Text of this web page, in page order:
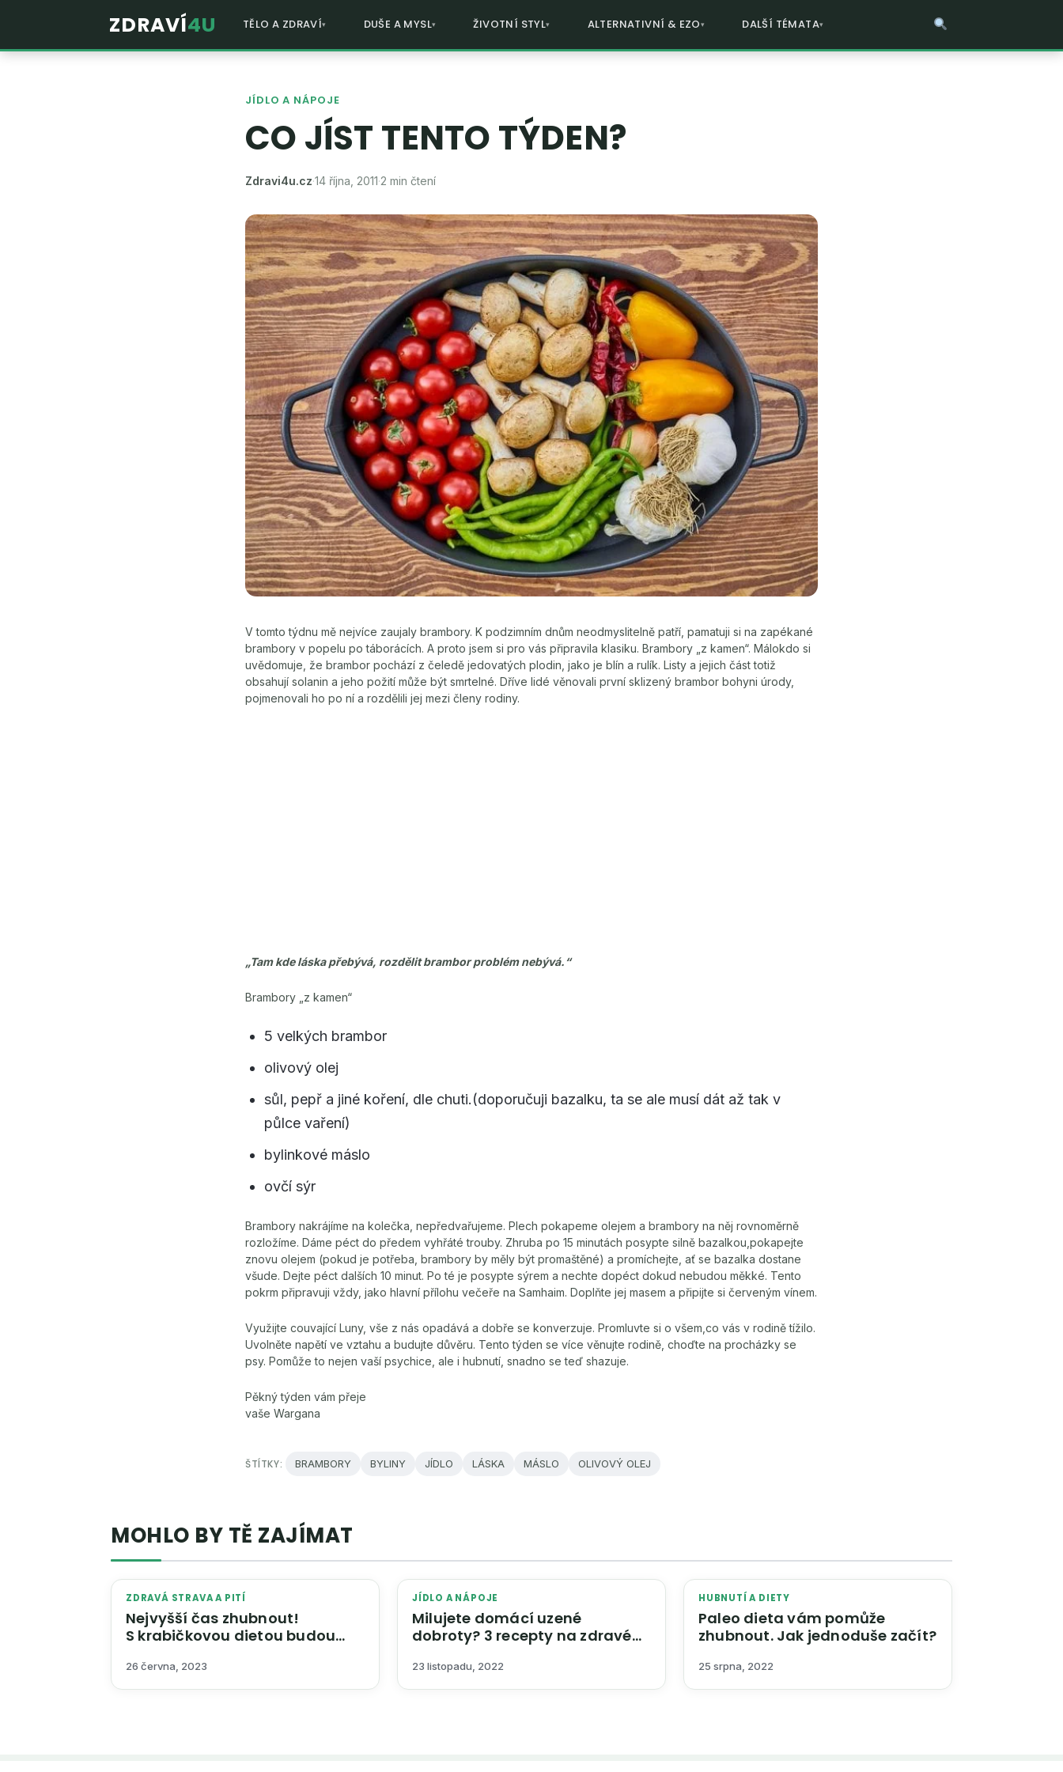
ZDRAVÍ4U TĚLO A ZDRAVÍ DUŠE A MYSL ŽIVOTNÍ STYL ALTERNATIVNÍ & EZO DALŠÍ TÉMATA
JÍDLO A NÁPOJE
CO JÍST TENTO TÝDEN?
Zdravi4u.cz·14 října, 2011·2 min čtení
V tomto týdnu mě nejvíce zaujaly brambory. K podzimním dnům neodmyslitelně patří, pamatuji si na zapékané
brambory v popelu po táborácích. A proto jsem si pro vás připravila klasiku. Brambory „z kamen“. Málokdo si
uvědomuje, že brambor pochází z čeledě jedovatých plodin, jako je blín a rulík. Listy a jejich část totiž
obsahují solanin a jeho požití může být smrtelné. Dříve lidé věnovali první sklizený brambor bohyni úrody,
pojmenovali ho po ní a rozdělili jej mezi členy rodiny.
„Tam kde láska přebývá, rozdělit brambor problém nebývá.“
Brambory „z kamen“
5 velkých brambor
olivový olej
sůl, pepř a jiné koření, dle chuti.(doporučuji bazalku, ta se ale musí dát až tak v
půlce vaření)
bylinkové máslo
ovčí sýr
Brambory nakrájíme na kolečka, nepředvařujeme. Plech pokapeme olejem a brambory na něj rovnoměrně
rozložíme. Dáme péct do předem vyhřáté trouby. Zhruba po 15 minutách posypte silně bazalkou,pokapejte
znovu olejem (pokud je potřeba, brambory by měly být promaštěné) a promíchejte, ať se bazalka dostane
všude. Dejte péct dalších 10 minut. Po té je posypte sýrem a nechte dopéct dokud nebudou měkké. Tento
pokrm připravuji vždy, jako hlavní přílohu večeře na Samhaim. Doplňte jej masem a připijte si červeným vínem.
Využijte couvající Luny, vše z nás opadává a dobře se konverzuje. Promluvte si o všem,co vás v rodině tížilo.
Uvolněte napětí ve vztahu a budujte důvěru. Tento týden se více věnujte rodině, choďte na procházky se
psy. Pomůže to nejen vaší psychice, ale i hubnutí, snadno se teď shazuje.
Pěkný týden vám přeje
vaše Wargana
ŠTÍTKY: BRAMBORY BYLINY JÍDLO LÁSKA MÁSLO OLIVOVÝ OLEJ
MOHLO BY TĚ ZAJÍMAT
ZDRAVÁ STRAVA A PITÍ
Nejvyšší čas zhubnout!
S krabičkovou dietou budou
natrvalo
26 června, 2023
JÍDLO A NÁPOJE
Milujete domácí uzené
dobroty? 3 recepty na zdravé
23 listopadu, 2022
HUBNUTÍ A DIETY
Paleo dieta vám pomůže
zhubnout. Jak jednoduše začít?
25 srpna, 2022